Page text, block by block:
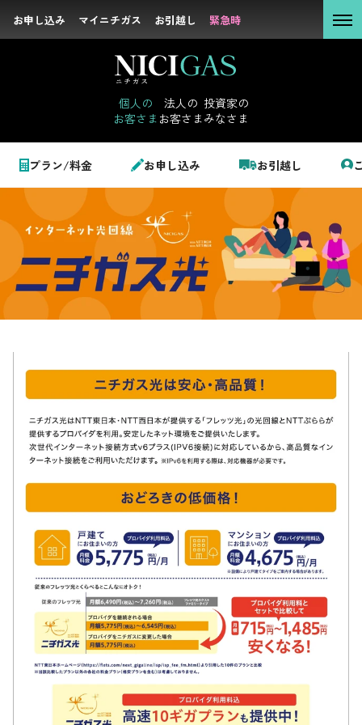
お申し込み マイニチガス お引越し 緊急時
個人の
お客さま
法人の
お客さま
投資家の
みなさま
プラン/料金 お申し込み お引越し
お申し込み マイニチガス お引越し 緊急時
個人のお客さま
LPガス＋でんき
でガ割のご案内
都市ガス＋でんき
シミュレーション
お申し込み一覧
LPガス
ガス料金
シミュレーション
お客さま
投資家の
みなさま
サステナビリテ
お問い合わせ先
English